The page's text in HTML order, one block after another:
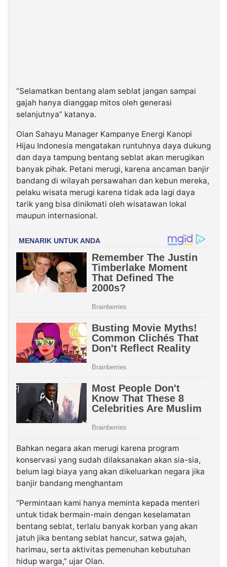
“Selamatkan bentang alam seblat jangan sampai
gajah hanya dianggap mitos oleh generasi
selanjutnya” katanya.
Olan Sahayu Manager Kampanye Energi Kanopi
Hijau Indonesia mengatakan runtuhnya daya dukung
dan daya tampung bentang seblat akan merugikan
banyak pihak. Petani merugi, karena ancaman banjir
bandang di wilayah persawahan dan kebun mereka,
pelaku wisata merugi karena tidak ada lagi daya
tarik yang bisa dinikmati oleh wisatawan lokal
maupun internasional.
Bahkan negara akan merugi karena program
konservasi yang sudah dilaksanakan akan sia-sia,
belum lagi biaya yang akan dikeluarkan negara jika
banjir bandang menghantam
“Permintaan kami hanya meminta kepada menteri
untuk tidak bermain-main dengan keselamatan
bentang seblat, terlalu banyak korban yang akan
jatuh jika bentang seblat hancur, satwa gajah,
harimau, serta aktivitas pemenuhan kebutuhan
hidup warga,” ujar Olan.